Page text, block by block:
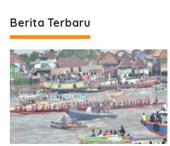
Berita Terbaru